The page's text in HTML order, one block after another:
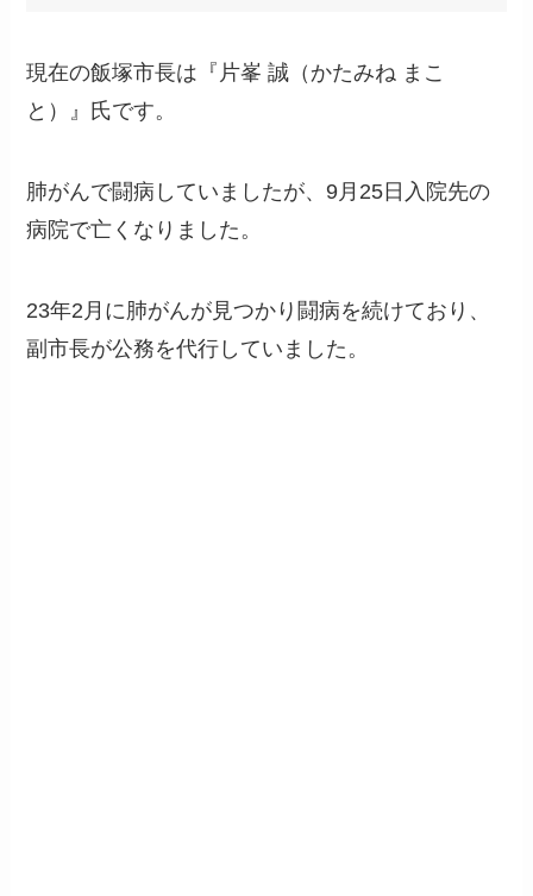
現在の飯塚市長は『片峯 誠（かたみね まこ
と）』氏です。
肺がんで闘病していましたが、9月25日入院先の
病院で亡くなりました。
23年2月に肺がんが見つかり闘病を続けており、
副市長が公務を代行していました。